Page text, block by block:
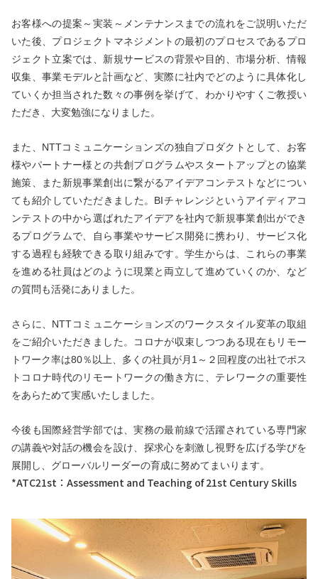
お客様への提案～実装～メンテナンスまでの流れをご説明いただ
いた後、プロジェクトマネジメントの最初のプロセスであるプロ
ジェクト立案では、新規サービスの背景や目的、市場分析、情報
収集、事業モデルと計画など、実際に社内でどのように具体化し
ていくか担当された数々の事例を挙げて、わかりやすくご教授い
ただき、大変勉強になりました。
また、NTTコミュニケーションズの独自プロダクトとして、お客
様やパートナー様との共創プログラムやスタートアップとの協業
施策、また新規事業創出に繋がるアイデアコンテストなどについ
ても紹介していただきました。BIチャレンジというアイディアコ
ンテストの中から選ばれたアイデアを社内で新規事業創出ができ
るプログラムで、自ら事業やサービス開発に携わり、サービス化
する過程も経験できる取り組みです。学生からは、これらの事業
を進める社員はどのように現業と両立して進めていくのか、など
の質問も活発にありました。
さらに、NTTコミュニケーションズのワークスタイル変革の取組
をご紹介いただきました。コロナが収束しつつある現在もリモー
トワーク率は80％以上、多くの社員が月1～２回程度の出社でポス
トコロナ時代のリモートワークの働き方に、テレワークの重要性
をあらためて実感いたしました。
今後も国際経営学部では、実務の最前線で活躍されている専門家
の講義や対話の機会を設け、探求心を刺激し視野を広げる学びを
展開し、グローバルリーダーの育成に努めてまいります。
*ATC21st ：Assessment and Teaching of 21st Century Skills